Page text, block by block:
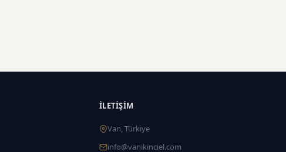
İLETIŞIM
Van, Türkiye
info@vanikinciel.com